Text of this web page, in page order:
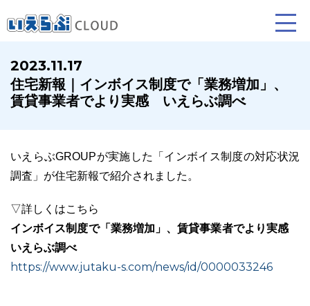
賃貸仲介 売買仲介 賃貸管理
ホームページ制作について プラン紹介･制作の流れ
2023.11.17
住宅新報｜インボイス制度で「業務増加」、
賃貸事業者でより実感 いえらぶ調べ
いえらぶGROUPが実施した「インボイス制度の対応状況
調査」が住宅新報で紹介されました。
▽詳しくはこちら
インボイス制度で「業務増加」、賃貸事業者でより実感
いえらぶ調べ
https://www.jutaku-s.com/news/id/0000033246